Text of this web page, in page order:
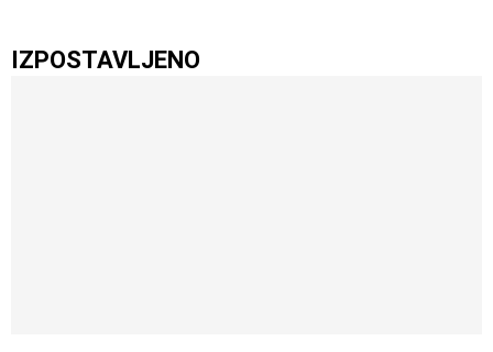
IZPOSTAVLJENO